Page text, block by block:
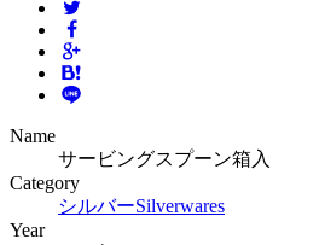
Name
サービングスプーン箱入
Category
シルバーSilverwares
Year